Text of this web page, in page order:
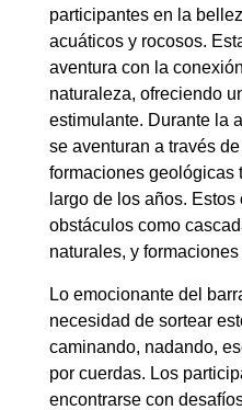
participantes en la
acuáticos y rocosos.
aventura con la
naturaleza, ofreciendo
estimulante. Durante la
se aventuran a través
formaciones geológicas
largo de los años.
obstáculos como
naturales, y
Lo emocionante del
necesidad de sortear
caminando, nadando,
por cuerdas. Los
encontrarse con